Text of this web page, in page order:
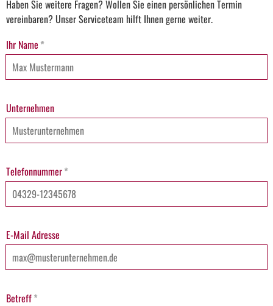
Haben Sie weitere Fragen? Wollen Sie einen persönlichen Termin
vereinbaren? Unser Serviceteam hilft Ihnen gerne weiter.
Ihr Name *
Unternehmen
Telefonnummer*
E-Mail Adresse
Betreff*